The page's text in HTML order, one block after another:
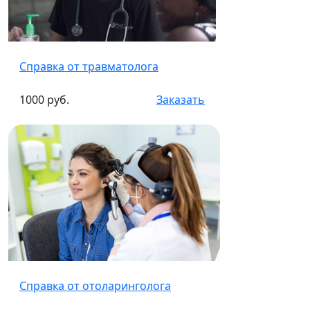
Справка от травматолога
1000 руб. Заказать
Справка от отоларинголога